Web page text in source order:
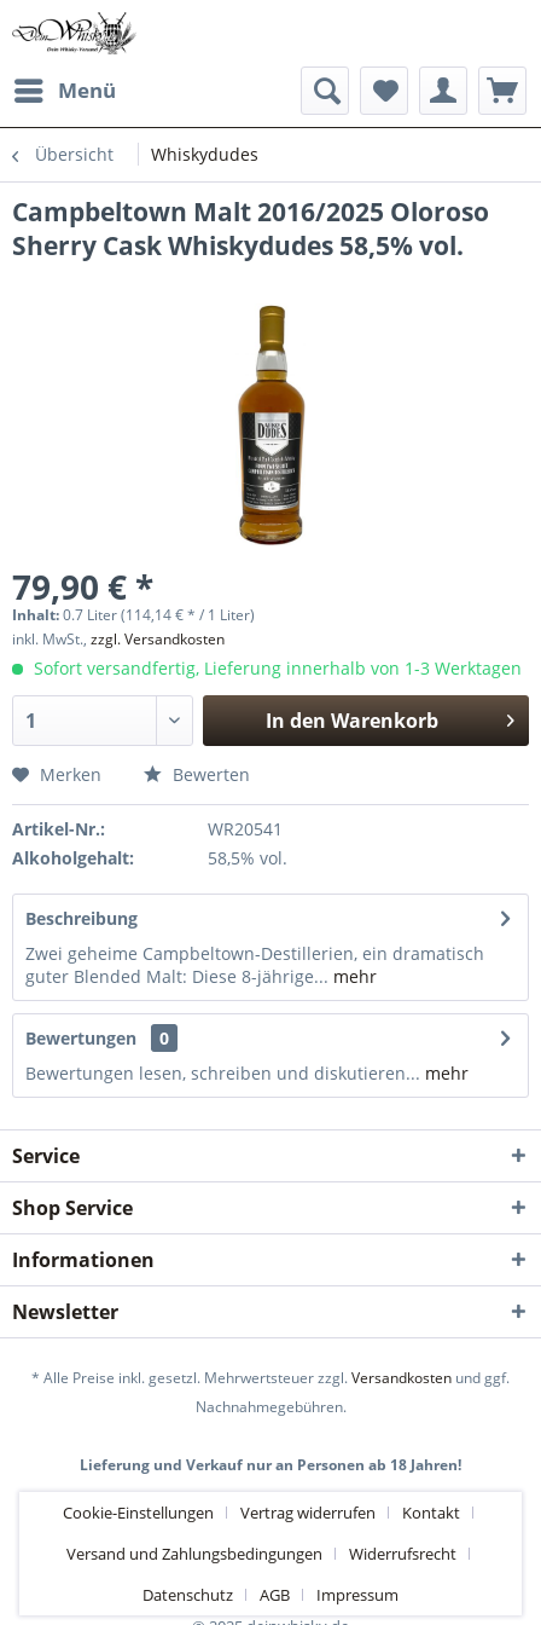
Menü
Übersicht Whiskydudes
Campbeltown Malt 2016/2025 Oloroso
Sherry Cask Whiskydudes 58,5% vol.
79,90 € *
Inhalt:0.7 Liter (114,14 € * / 1 Liter)
inkl. MwSt., zzgl. Versandkosten
Sofort versandfertig, Lieferung innerhalb von 1-3 Werktagen
In den Warenkorb
Merken Bewerten
Artikel-Nr.:
WR20541
Alkoholgehalt:
58,5% vol.
Beschreibung
Zwei geheime Campbeltown-Destillerien, ein dramatisch
guter Blended Malt: Diese 8-jährige... mehr
Bewertungen
0
Bewertungen lesen, schreiben und diskutieren... mehr
Service
Shop Service
Informationen
Newsletter
* Alle Preise inkl. gesetzl. Mehrwertsteuer zzgl.Versandkosten und ggf.
Nachnahmegebühren.
Lieferung und Verkauf nur an Personen ab 18 Jahren!
Cookie-Einstellungen Vertrag widerrufen
Kontakt
Versand und Zahlungsbedingungen
Widerrufsrecht
Datenschutz
AGB
Impressum